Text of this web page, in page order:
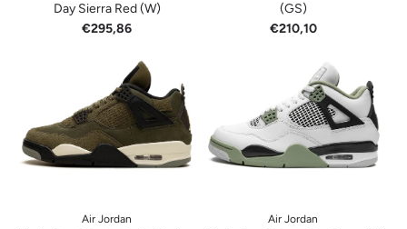
Day Sierra Red (W)
€295,86
(GS)
€210,10
Air Jordan Air Jordan